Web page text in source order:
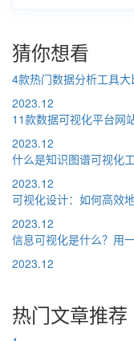
猜你想看
4款热门数据分析工具大
2023.12
11款数据可视化平台网
2023.12
什么是知识图谱可视化
2023.12
可视化设计：如何高效
2023.12
信息可视化是什么？用
2023.12
热门文章推荐